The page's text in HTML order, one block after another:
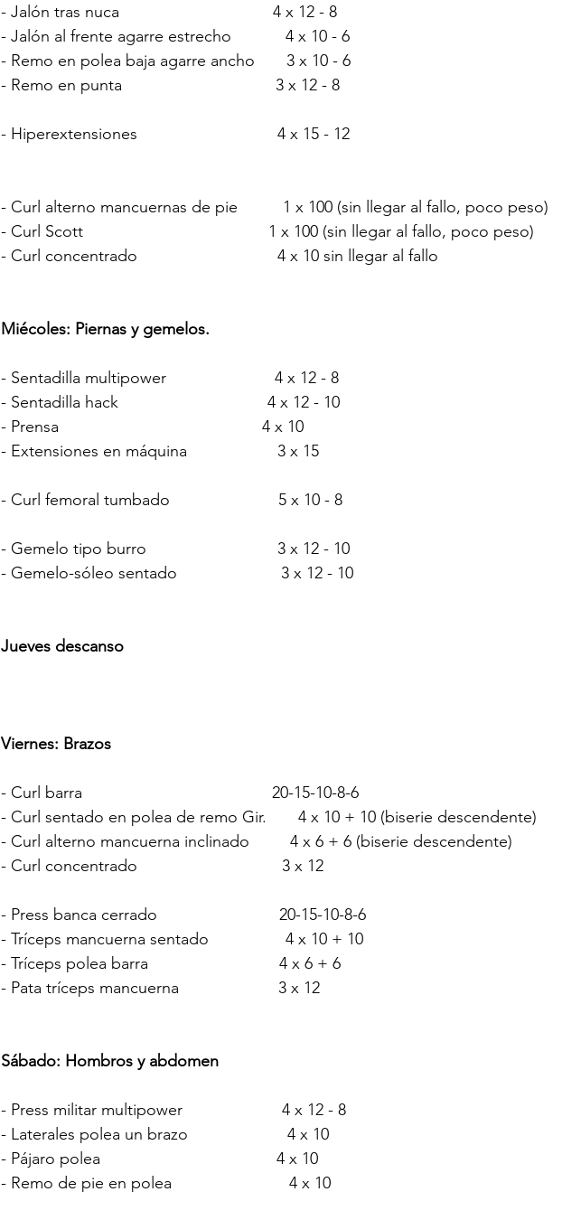
- Jalón tras nuca                                  4 x 12 - 8
- Jalón al frente agarre estrecho            4 x 10 - 6
- Remo en polea baja agarre ancho       3 x 10 - 6
- Remo en punta                                  3 x 12 - 8
- Hiperextensiones                               4 x 15 - 12
- Curl alterno mancuernas de pie          1 x 100 (sin llegar al fallo, poco peso)
- Curl Scott                                         1 x 100 (sin llegar al fallo, poco peso)
- Curl concentrado                               4 x 10 sin llegar al fallo
Miécoles: Piernas y gemelos.
- Sentadilla multipower                        4 x 12 - 8
- Sentadilla hack                                 4 x 12 - 10
- Prensa                                             4 x 10
- Extensiones en máquina                    3 x 15
- Curl femoral tumbado                        5 x 10 - 8
- Gemelo tipo burro                             3 x 12 - 10
- Gemelo-sóleo sentado                       3 x 12 - 10
Jueves descanso
Viernes: Brazos
- Curl barra                                          20-15-10-8-6
- Curl sentado en polea de remo Gir.       4 x 10 + 10 (biserie descendente)
- Curl alterno mancuerna inclinado         4 x 6 + 6 (biserie descendente)
- Curl concentrado                                3 x 12
- Press banca cerrado                           20-15-10-8-6
- Tríceps mancuerna sentado                 4 x 10 + 10
- Tríceps polea barra                             4 x 6 + 6
- Pata tríceps mancuerna                      3 x 12
Sábado: Hombros y abdomen
- Press militar multipower                      4 x 12 - 8
- Laterales polea un brazo                      4 x 10
- Pájaro polea                                       4 x 10
- Remo de pie en polea                          4 x 10